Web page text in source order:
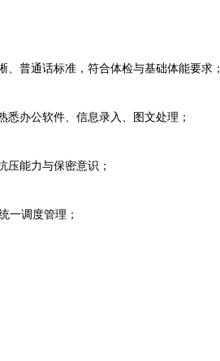
普通话标准，符合体检与基础体能要求；
办公软件、信息录入、图文处理；
能力与保密意识；
调度管理；